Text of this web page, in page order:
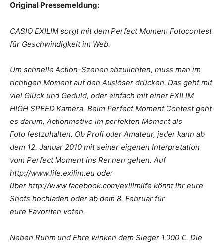
Original Pressemeldung:
CASIO EXILIM sorgt mit dem Perfect Moment Fotocontest
für Geschwindigkeit im Web.
Um schnelle Action-Szenen abzulichten, muss man im
richtigen Moment auf den Auslöser drücken. Das geht mit
viel Glück und Geduld, oder einfach mit einer EXILIM
HIGH SPEED Kamera. Beim Perfect Moment Contest geht
es darum, Actionmotive im perfekten Moment als
Foto festzuhalten. Ob Profi oder Amateur, jeder kann ab
dem 12. Januar 2010 mit seiner eigenen Interpretation
vom Perfect Moment ins Rennen gehen. Auf
http://www.life.exilim.eu oder
über http://www.facebook.com/exilimlife könnt ihr eure
Shots hochladen oder ab dem 8. Februar für
eure Favoriten voten.
Neben Ruhm und Ehre winken dem Sieger 1.000 €. Die